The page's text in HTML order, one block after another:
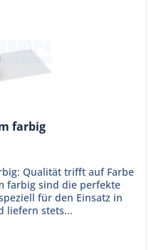
farbig
Qualität trifft auf Farbe
farbig sind die perfekte
für den Einsatz in
liefern stets...